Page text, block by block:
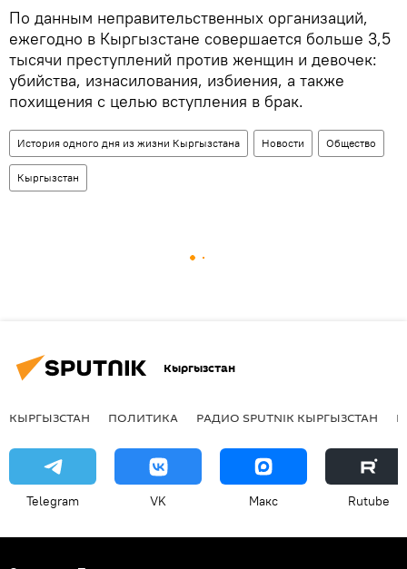
По данным неправительственных организаций,
ежегодно в Кыргызстане совершается больше 3,5
тысячи преступлений против женщин и девочек:
убийства, изнасилования, избиения, а также
похищения с целью вступления в брак.
История одного дня из жизни Кыргызстана Новости Общество
Кыргызстан
Кыргызстан
КЫРГЫЗСТАН ПОЛИТИКА РАДИО SPUTNIK КЫРГЫЗСТАН
Telegram VK Макс Rutube